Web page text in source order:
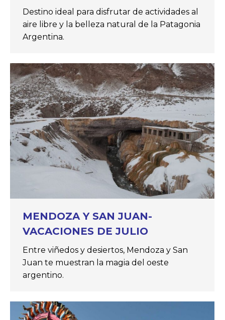
Destino ideal para disfrutar de actividades al
aire libre y la belleza natural de la Patagonia
Argentina.
MENDOZA Y SAN JUAN-
VACACIONES DE JULIO
Entre viñedos y desiertos, Mendoza y San
Juan te muestran la magia del oeste
argentino.